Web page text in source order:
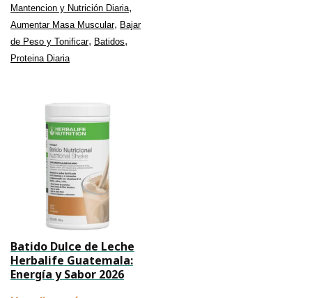
Mantencion y Nutrición Diaria,
Aumentar Masa Muscular, Bajar
de Peso y Tonificar, Batidos,
Proteina Diaria
Batido Dulce de Leche
Herbalife Guatemala:
Energía y Sabor 2026